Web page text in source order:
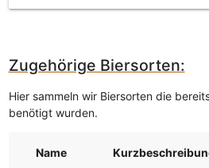
Zugehörige Biersorten:
Hier sammeln wir Biersorten die
benötigt wurden.
Name